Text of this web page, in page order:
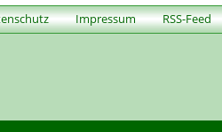
Impressum RSS-Feed